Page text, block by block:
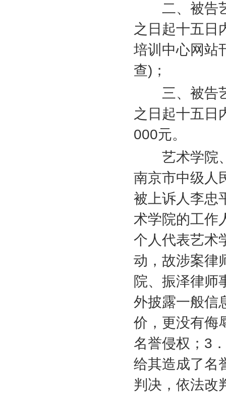
二、被告艺
之日起十五日
培训中心网站
查) ；
三、被告艺
之日起十五日
000元。
艺术学院、
南京市中级人
被上诉人李忠
术学院的工作
个人代表艺术
动，故涉案律
院、振泽律师
外披露一般信
价，更没有侮
名誉侵权； 3
给其造成了名
判决，依法改